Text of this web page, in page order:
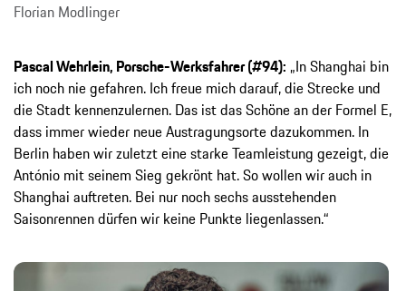
Florian Modlinger
Pascal Wehrlein, Porsche-Werksfahrer (#94): „In Shanghai bin
ich noch nie gefahren. Ich freue mich darauf, die Strecke und
die Stadt kennenzulernen. Das ist das Schöne an der Formel E,
dass immer wieder neue Austragungsorte dazukommen. In
Berlin haben wir zuletzt eine starke Teamleistung gezeigt, die
António mit seinem Sieg gekrönt hat. So wollen wir auch in
Shanghai auftreten. Bei nur noch sechs ausstehenden
Saisonrennen dürfen wir keine Punkte liegenlassen.“